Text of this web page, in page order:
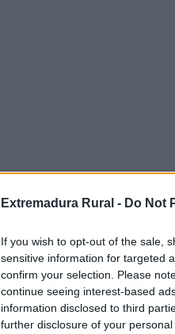
Extremadura Rural - Do Not
If you wish to opt-out of the sale,
sensitive information for targeted
confirm your selection. Please
continue seeing interest-based
information disclosed to third
further disclosure of your